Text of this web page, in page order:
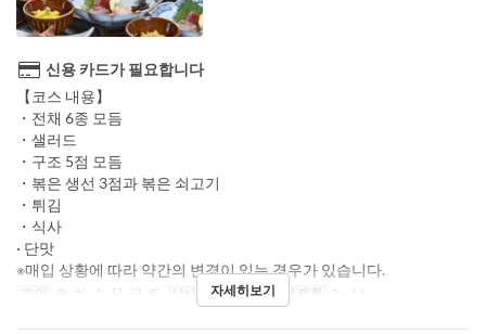
신용 카드가 필요합니다
【코스 내용】
・전채 6종 모듬
・샐러드
・구조 5점 모듬
・볶은 생선 3점과 볶은 쇠고기
・튀김
・식사
· 단맛
※매입 상황에 따라 약간의 변경이 있는 경우가 있습니다.
요일 월, 화, 수, 목, 금, 토 식사 저녁 주문 수량 제한 2 ~ 14
자세히보기